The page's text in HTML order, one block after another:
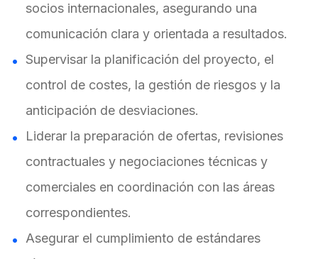
socios internacionales, asegurando una
comunicación clara y orientada a resultados.
Supervisar la planificación del proyecto, el
control de costes, la gestión de riesgos y la
anticipación de desviaciones.
Liderar la preparación de ofertas, revisiones
contractuales y negociaciones técnicas y
comerciales en coordinación con las áreas
correspondientes.
Asegurar el cumplimiento de estándares